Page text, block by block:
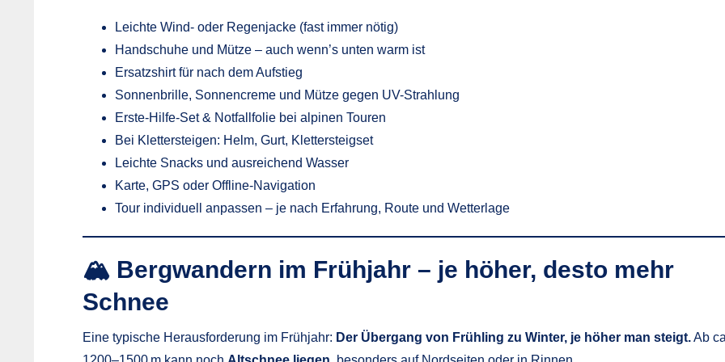
Leichte Wind- oder Regenjacke (fast immer nötig)
Handschuhe und Mütze – auch wenn’s unten warm ist
Ersatzshirt für nach dem Aufstieg
Sonnenbrille, Sonnencreme und Mütze gegen UV-Strahlung
Erste-Hilfe-Set & Notfallfolie bei alpinen Touren
Bei Klettersteigen: Helm, Gurt, Klettersteigset
Leichte Snacks und ausreichend Wasser
Karte, GPS oder Offline-Navigation
Tour individuell anpassen – je nach Erfahrung, Route und Wetterlage
🏔 Bergwandern im Frühjahr – je höher, desto mehr
Schnee
Eine typische Herausforderung im Frühjahr: Der Übergang von Frühling zu Winter, je höher man steigt.Ab